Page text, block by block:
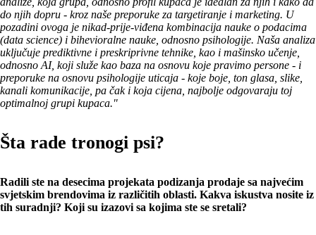
do njih dopru - kroz naše preporuke za targetiranje i marketing. U
pozadini ovoga je nikad-prije-viđena kombinacija nauke o podacima
(data science) i bihevioralne nauke, odnosno psihologije. Naša analiza
uključuje prediktivne i preskriprivne tehnike, kao i mašinsko učenje,
odnosno AI, koji služe kao baza na osnovu koje pravimo persone - i
preporuke na osnovu psihologije uticaja - koje boje, ton glasa, slike,
kanali komunikacije, pa čak i koja cijena, najbolje odgovaraju toj
optimalnoj grupi kupaca."
Šta rade tronogi psi?
Radili ste na desecima projekata podizanja prodaje sa najvećim
svjetskim brendovima iz različitih oblasti. Kakva iskustva nosite iz
tih suradnji? Koji su izazovi sa kojima ste se sretali?